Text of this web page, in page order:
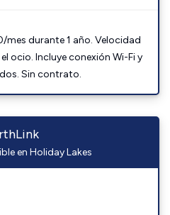
mes durante 1 año. Velocidad
ocio. Incluye conexión Wi-Fi y
Sin contrato.
en Holiday Lakes